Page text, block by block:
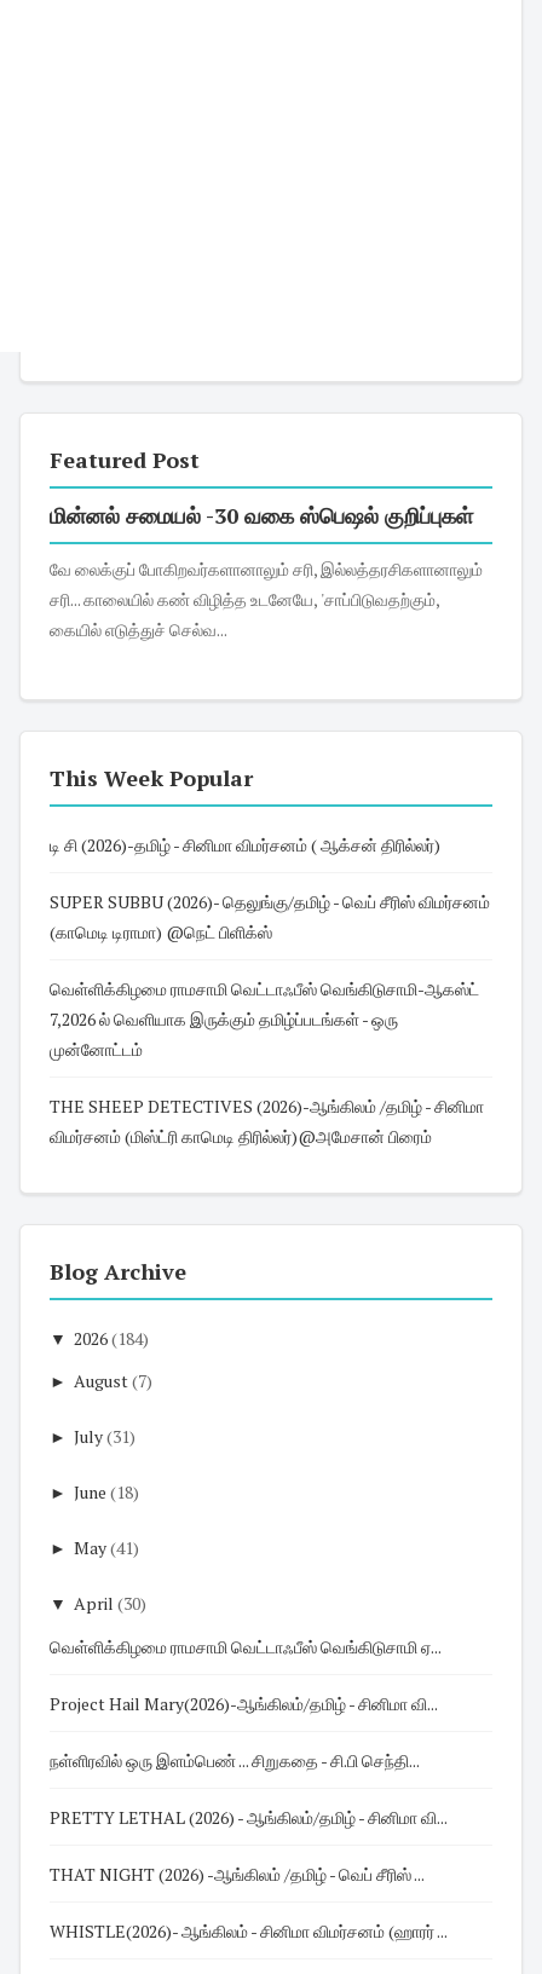
Featured Post
மின்னல் சமையல் -30 வகை ஸ்பெஷல் குறிப்புகள்
வே லைக்குப் போகிறவர்களானாலும் சரி, இல்லத்தரசிகளானாலும்
சரி... காலையில் கண் விழித்த உடனேயே, 'சாப்பிடுவதற்கும்,
கையில் எடுத்துச் செல்வ...
This Week Popular
டி சி (2026)-தமிழ் - சினிமா விமர்சனம் ( ஆக்சன் திரில்லர்)
SUPER SUBBU (2026)- தெலுங்கு/தமிழ் - வெப் சீரிஸ் விமர்சனம்
(காமெடி டிராமா) @நெட் பிளிக்ஸ்
வெள்ளிக்கிழமை ராமசாமி வெட்டாஃபீஸ் வெங்கிடுசாமி-ஆகஸ்ட்
7,2026 ல் வெளியாக இருக்கும் தமிழ்ப்படங்கள் - ஒரு
முன்னோட்டம்
THE SHEEP DETECTIVES (2026)-ஆங்கிலம் /தமிழ் - சினிமா
விமர்சனம் (மிஸ்ட்ரி காமெடி திரில்லர்)@அமேசான் பிரைம்
Blog Archive
▼ 2026(184)
► August(7)
► July(31)
► June (18)
► May(41)
▼ April (30)
வெள்ளிக்கிழமை ராமசாமி வெட்டாஃபீஸ் வெங்கிடுசாமி ஏ...
Project Hail Mary(2026)-ஆங்கிலம்/தமிழ் - சினிமா வி...
நள்ளிரவில் ஒரு இளம்பெண் ... சிறுகதை - சி.பி செந்தி...
PRETTY LETHAL (2026) - ஆங்கிலம்/தமிழ் - சினிமா வி...
THAT NIGHT (2026) -ஆங்கிலம் /தமிழ் - வெப் சீரிஸ் ...
WHISTLE(2026)- ஆங்கிலம் - சினிமா விமர்சனம் (ஹாரர் ...